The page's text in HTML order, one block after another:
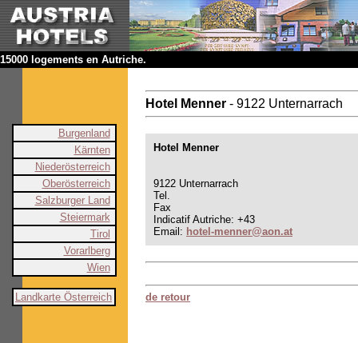
15000 logements en Autriche.
Burgenland
Kärnten
Niederösterreich
Oberösterreich
Salzburger Land
Steiermark
Tirol
Vorarlberg
Wien
Landkarte Österreich
Hotel Menner - 9122 Unternarrach
Hotel Menner
9122 Unternarrach
Tel.
Fax
Indicatif Autriche: +43
Email: hotel-menner@aon.at
de retour